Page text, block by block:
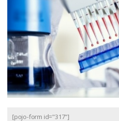
[pojo-form id="317"]